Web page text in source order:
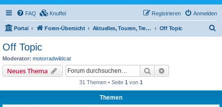
FAQ Knuffel Anmelden
Registrieren
Portal Foren-Übersicht Aktuelles, Touren, Treffen, Spass usw... Off Topic
Off Topic
Moderator: motorradwildcat
Neues Thema Suche
31 Themen • Seite 1 von 1
Themen